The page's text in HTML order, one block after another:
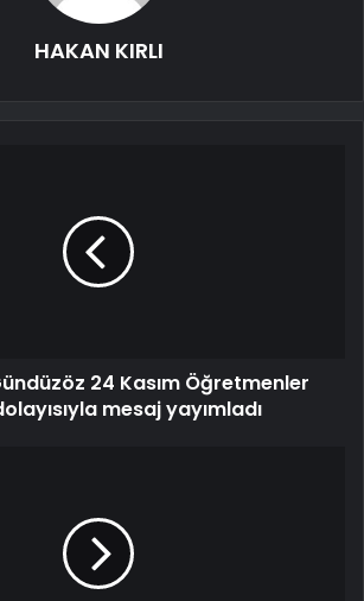
HAKAN KIRLI
24 Kasım Öğretmenler
mesaj yayımladı